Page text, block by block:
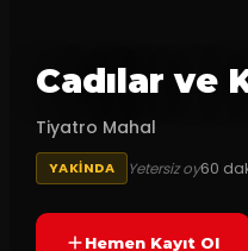
Cadılar ve
Tiyatro Mahal
YAKINDA Yetersiz oy60
Hemen Kayıt Ol